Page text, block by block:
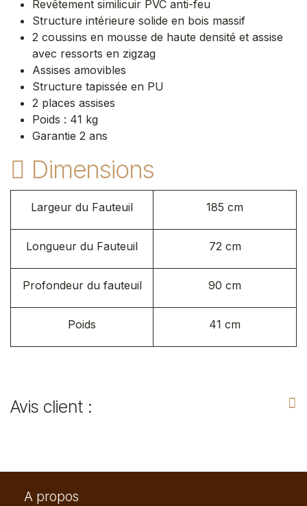
Revêtement similicuir PVC anti-feu
Structure intérieure solide en bois massif
2 coussins en mousse de haute densité et assise
avec ressorts en zigzag
Assises amovibles
Structure tapissée en PU
2 places assises
Poids : 41 kg
Garantie 2 ans
Dimensions
Largeur du Fauteuil 185 cm
Longueur du Fauteuil 72 cm
Profondeur du fauteuil 90 cm
Poids 41 cm
Avis client :
A propos